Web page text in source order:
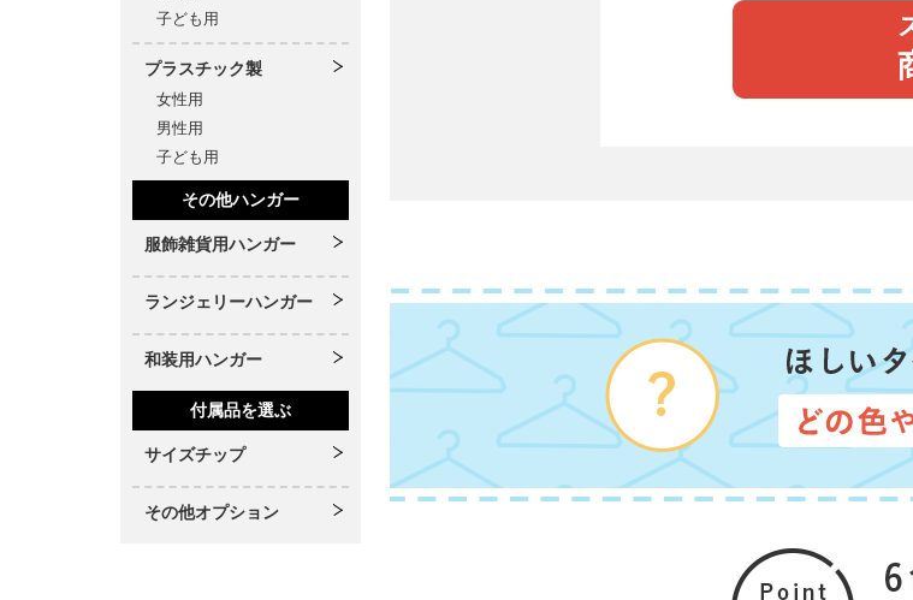
子ども用
プラスチック製
女性用
男性用
子ども用
その他ハンガー
服飾雑貨用ハンガー
ランジェリーハンガー
和装用ハンガー
付属品を選ぶ
サイズチップ
その他オプション